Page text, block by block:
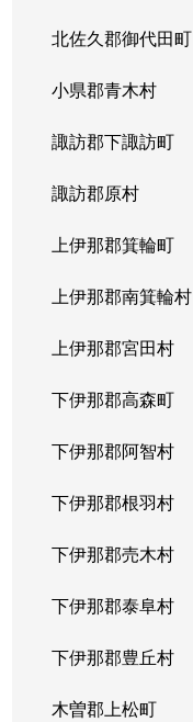
北佐久郡御代田町
小県郡青木村
諏訪郡下諏訪町
諏訪郡原村
上伊那郡箕輪町
上伊那郡南箕輪村
上伊那郡宮田村
下伊那郡高森町
下伊那郡阿智村
下伊那郡根羽村
下伊那郡売木村
下伊那郡泰阜村
下伊那郡豊丘村
木曽郡上松町